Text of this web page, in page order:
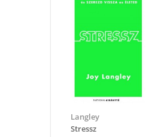
Langley
​Stressz